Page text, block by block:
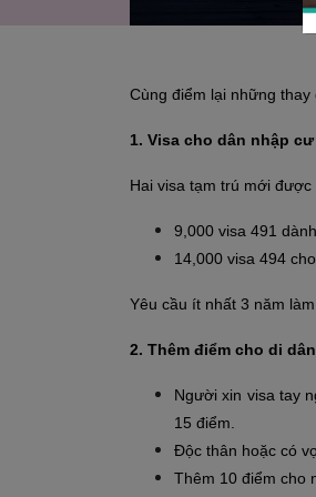
Cùng điểm lại những
1. Visa cho dân nhập
Hai visa tạm trú mới
9,000 visa 491
14,000 visa 494
Yêu cầu ít nhất 3 năm
2. Thêm điểm cho di
Người xin visa tay
15 điểm.
Độc thân hoặc có
Thêm 10 điểm cho